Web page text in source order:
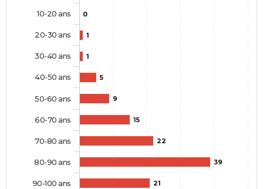
0
1
1
5
9
15
22
39
21
10-20 ans
20-30 ans
30-40 ans
40-50 ans
50-60 ans
60-70 ans
70-80 ans
80-90 ans
90-100 ans